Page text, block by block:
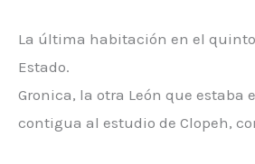
La última habitación en el quinto
Estado.
Gronica, la otra León que estaba
contigua al estudio de Clopeh,